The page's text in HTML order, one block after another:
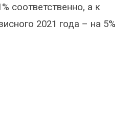
соответственно, а к
2021 года – на 5%